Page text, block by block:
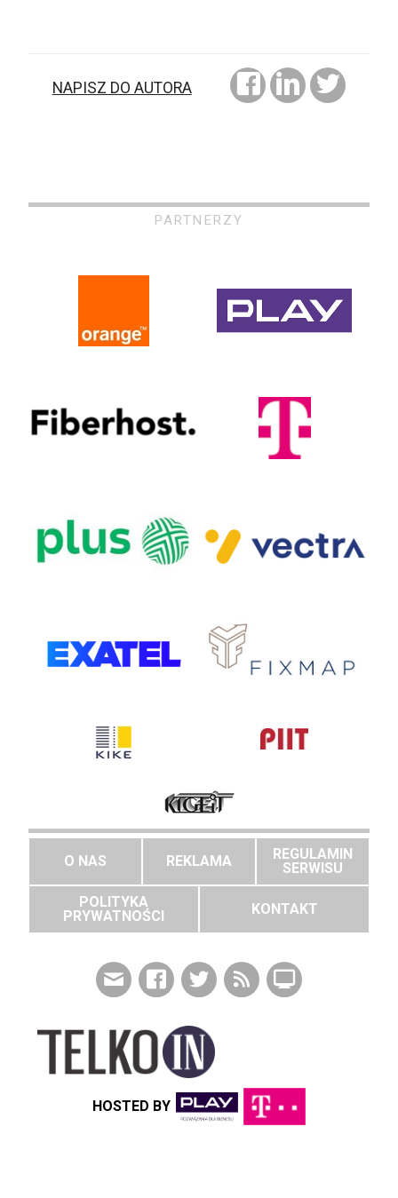
NAPISZ DO AUTORA
PARTNERZY
O NAS REKLAMA
REGULAMIN
SERWISU
POLITYKA
PRYWATNOŚCI
KONTAKT
HOSTED BY